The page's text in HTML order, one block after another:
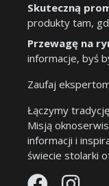
Skuteczną
produkty tam,
Przewagę na
informacje, byś
Zaufaj
Łączymy
Misją
informacji i
świecie stolarki